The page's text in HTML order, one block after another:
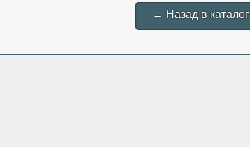
← Назад в каталог